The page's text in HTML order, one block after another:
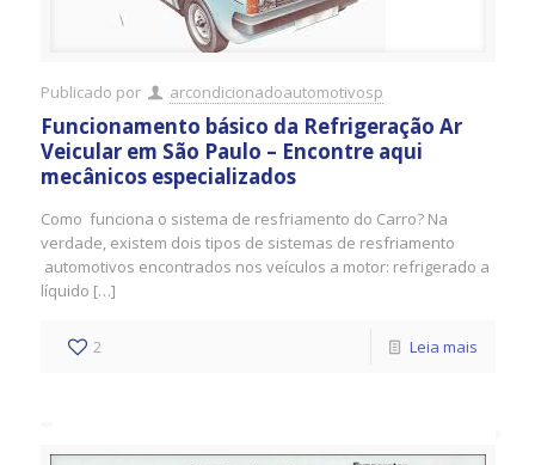
Publicado por arcondicionadoautomotivosp
Funcionamento básico da Refrigeração Ar
Veicular em São Paulo – Encontre aqui
mecânicos especializados
Como funciona o sistema de resfriamento do Carro? Na
verdade, existem dois tipos de sistemas de resfriamento
automotivos encontrados nos veículos a motor: refrigerado a
líquido […]
2 Leia mais